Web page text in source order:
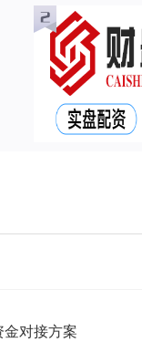
对接方案